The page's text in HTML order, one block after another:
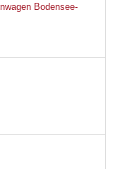
Bodensee-